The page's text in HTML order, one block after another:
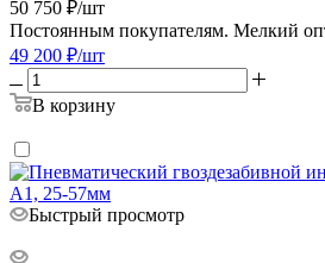
50 750 ₽/шт
Постоянным покупателям. Мелкий
49 200 ₽/шт
В корзину
Быстрый просмотр